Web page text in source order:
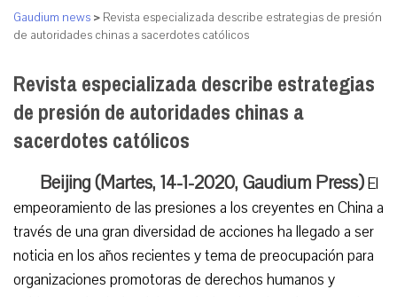
Gaudium news > Revista especializada describe estrategias de presión
de autoridades chinas a sacerdotes católicos
Revista especializada describe estrategias
de presión de autoridades chinas a
sacerdotes católicos
Beijing (Martes, 14-1-2020, Gaudium Press)El
empeoramiento de las presiones a los creyentes en China a
través de una gran diversidad de acciones ha llegado a ser
noticia en los años recientes y tema de preocupación para
organizaciones promotoras de derechos humanos y